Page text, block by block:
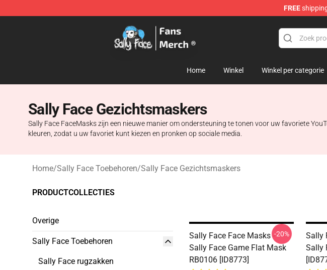
FREE
Sally Face Store - Official Sally Face Merchandise Shop
Home Winkel Winkel per categorie
Sally Face Gezichtsmaskers
Sally Face FaceMasks zijn een nieuwe manier om ondersteuning te tonen voor uw favoriete
kleuren, zodat u uw favoriet kunt kiezen en pronken op sociale media.
Home/Sally Face Toebehoren/Sally Face Gezichtsmaskers
PRODUCTCOLLECTIES
Overige
Sally Face Toebehoren
Sally Face rugzakken
Sally Face Face Masks -
Sally Face Game Flat Mask
RB0106 [ID8773]
-20%
Sally
Sally